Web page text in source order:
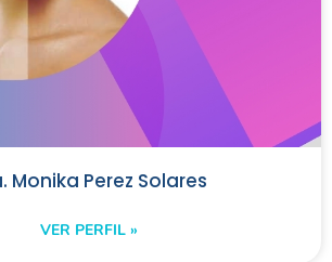
Monika Perez Solares
VER PERFIL »